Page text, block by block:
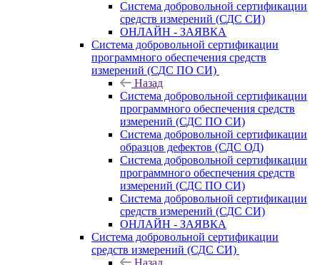
Система добровольной сертификации
средств измерений (СДС СИ)
ОНЛАЙН - ЗАЯВКА
Система добровольной сертификации
программного обеспечения средств
измерений (СДС ПО СИ)
Назад
Система добровольной сертификации
программного обеспечения средств
измерений (СДС ПО СИ)
Система добровольной сертификации
образцов дефектов (СДС ОД)
Система добровольной сертификации
программного обеспечения средств
измерений (СДС ПО СИ)
Система добровольной сертификации
средств измерений (СДС СИ)
ОНЛАЙН - ЗАЯВКА
Система добровольной сертификации
средств измерений (СДС СИ)
Назад